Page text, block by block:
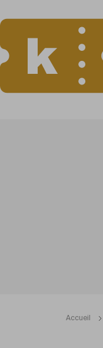
Accueil